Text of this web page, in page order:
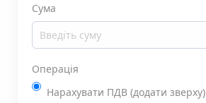
Сума
Операція
Нарахувати ПДВ (додати зверху)